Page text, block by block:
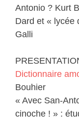
Antonio ? Kurt
Dard et « lycée
Galli
Dictionnaire
Bouhier
« Avec San-
cinoche ! » :